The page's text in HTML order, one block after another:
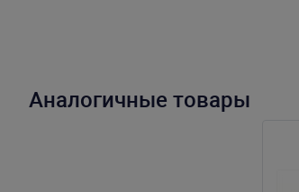
Аналогичные товары